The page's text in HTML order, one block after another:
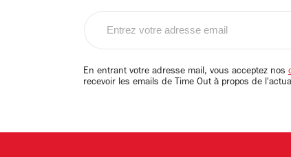
email
En entrant votre adresse mail, vous acceptez nos
recevoir les emails de Time Out à propos de